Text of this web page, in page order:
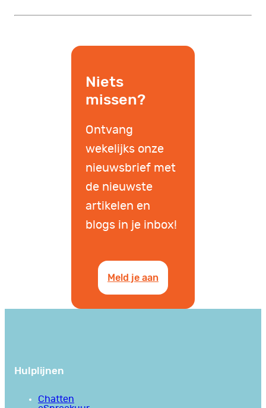
Niets
missen?
Ontvang
wekelijks onze
nieuwsbrief met
de nieuwste
artikelen en
blogs in je inbox!
Meld je aan
Hulplijnen
Chatten